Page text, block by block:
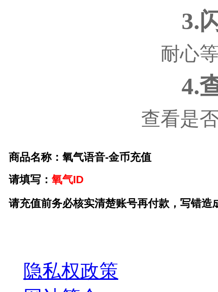
3.
耐心
4.
查看是
商品名称：氧气语音-金币充值
请填写 ： 氧气ID
请充值前务必核实清楚账号再付款，写错造
隐私权政策